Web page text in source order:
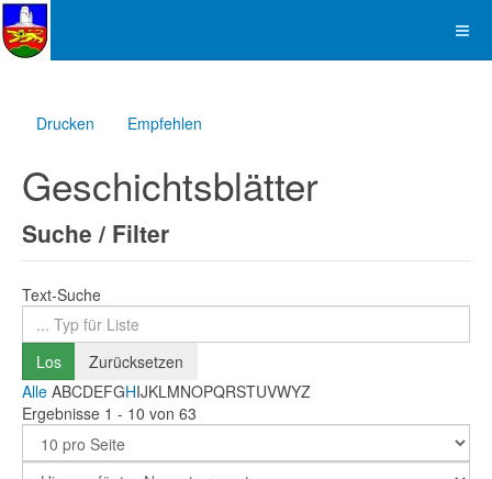
Drucken Empfehlen
Geschichtsblätter
Suche / Filter
Text-Suche
Los
Zurücksetzen
Alle ABCDEFGHIJKLMNOPQRSTUVWYZ
Ergebnisse 1 - 10 von 63